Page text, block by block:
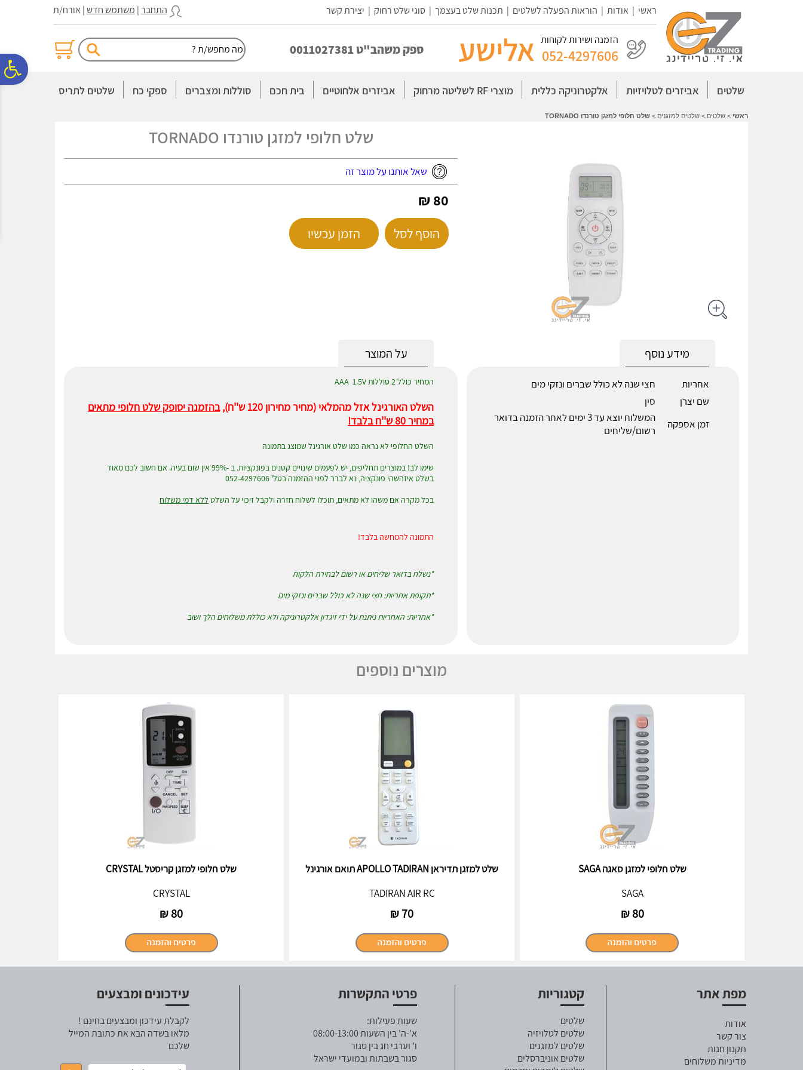
נגישות
אתר
המרכזי
ראשי | אודות | הוראות הפעלה לשלטים | תכנות שלט בעצמך |סוגי שלט רחוק | יצירת קשר התחבר| משתמש חדש| אורח/ת
הזמנה ושירות לקוחות
052-4297606 אלישע ספק משהב"ט 0011027381
שלטים אביזרים לטלויזיות אלקטרוניקה כללית מוצרי RF לשליטה מרחוק אביזרים אלחוטיים בית חכם סוללות ומצברים ספקי כח שלטים לתריס
ראשי > שלטים > שלטים למזגנים > שלט חלופי למזגן טורנדו TORNADO
שלט חלופי למזגן טורנדו TORNADO
שאל אותנו על מוצר זה
80 ₪
הוסף לסל הזמן עכשיו
על המוצר
המחיר כולל 2 סוללות AAA 1.5V
השלט האורגינל אזל מהמלאי (מחיר מחירון 120 ש''ח),
בהזמנה יסופק שלט חלופי מתאים
במחיר 80 ש''ח בלבד!
השלט החלופי לא נראה כמו שלט אורגינל שמוצג בתמונה
שימו לב! במוצרים תחליפים, יש לפעמים שינויים קטנים בפונקציות. ב -99% אין שום בעיה. אם חשוב לכם מאוד
בשלט איזהשהי פונקציה, נא לברר לפני ההזמנה בטל' 052-4297606
בכל מקרה אם משהו לא מתאים, תוכלו לשלוח חזרה ולקבל זיכוי על השלט ללא דמי משלוח
התמונה להמחשה בלבד!
*נשלח בדואר שליחים או רשום לבחירת הלקוח
*תקופת אחריות: חצי שנה לא כולל שברים ונזקי מים
*אחריות: האחריות ניתנת על ידי זיגדון אלקטרוניקה ולא כוללת משלוחים הלך ושוב
מידע נוסף
אחריות
חצי שנה לא כולל שברים ונזקי מים
שם יצרן
סין
זמן אספקה
המשלוח יוצא עד 3 ימים לאחר הזמנה בדואר
רשום/שליחים
מוצרים נוספים
שלט חלופי למזגן סאגה SAGA
SAGA
80
₪
שלט למזגן תדיראן APOLLO TADIRAN תואם אורגינל
TADIRAN AIR RC
70
₪
שלט חלופי למזגן קריסטל CRYSTAL
CRYSTAL
80
₪
מפת אתר
אודות
צור קשר
תקנון חנות
מדיניות משלוחים
קטגוריות
שלטים
שלטים לטלויזיה
שלטים למזגנים
שלטים אוניברסלים
פרטי התקשרות
שעות פעילות:
א'-ה' בין השעות 08:00-13:00
ו' וערבי חג בין סגור
סגור בשבתות ובמועדי ישראל
עידכונים ומבצעים
לקבלת עידכון ומבצעים בחינם !
מלאו בשדה הבא את כתובת המייל
שלכם